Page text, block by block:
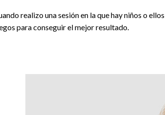
realizo una sesión en la que hay niños o
para conseguir el mejor resultado.